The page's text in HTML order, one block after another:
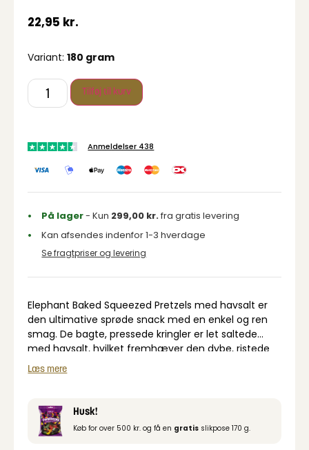
22,95 kr.
Variant:180 gram
Tilføj til kurv
Anmeldelser 438
På lager- Kun 299,00 kr.fra gratis levering
Kan afsendes indenfor 1-3 hverdage
Se fragtpriser og levering
Elephant Baked Squeezed Pretzels med havsalt er
den ultimative sprøde snack med en enkel og ren
smag. De bagte, pressede kringler er let saltede
med havsalt, hvilket fremhæver den dybe, ristede
smag af pretzels. Perfekte til enhver lejlighed – nyd
dem alene, med en lækker dip eller som en del af
Læs mere
Husk!
Køb for over 500 kr. og få en gratis slikpose 170 g.